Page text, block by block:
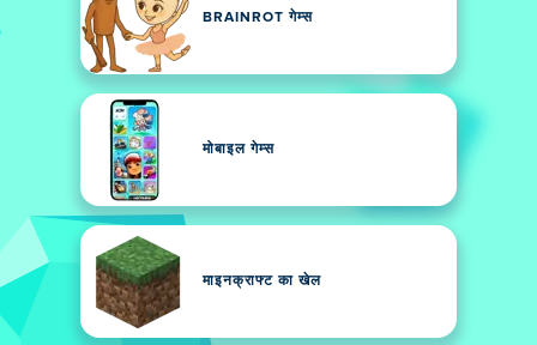
BRAINROT गेम्स
मोबाइल गेम्स
माइनक्राफ्ट का खेल